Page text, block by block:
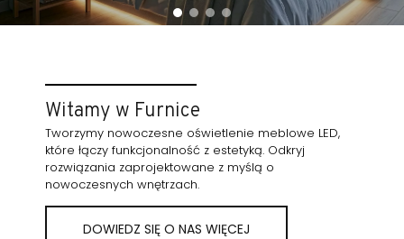
Witamy w Furnice
Tworzymy nowoczesne oświetlenie meblowe LED,
które łączy funkcjonalność z estetyką. Odkryj
rozwiązania zaprojektowane z myślą o
nowoczesnych wnętrzach.
DOWIEDZ SIĘ O NAS WIĘCEJ